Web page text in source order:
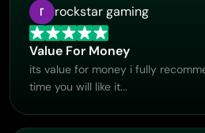
rockstar gaming
Value For Money
its value for money i fully
time you will like it...